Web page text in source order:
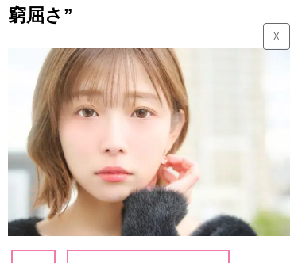
窮屈さ”
☓